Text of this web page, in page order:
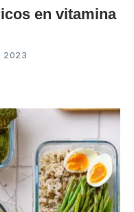
en vitamina
2023